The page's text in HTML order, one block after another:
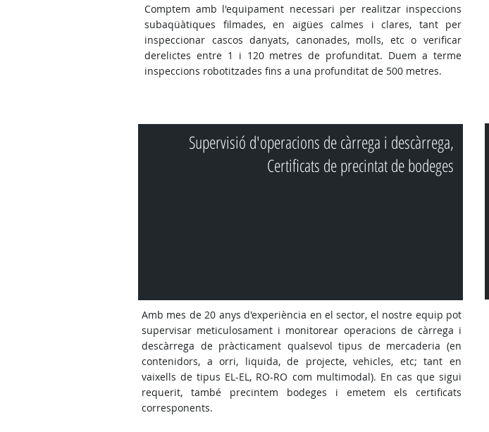
Comptem amb l'equipament necessari per realitzar inspeccions
subaqüàtiques filmades, en aigües calmes i clares, tant per
inspeccionar cascos danyats, canonades, molls, etc o verificar
derelictes entre 1 i 120 metres de profunditat. Duem a terme
inspeccions robotitzades fins a una profunditat de 500 metres.
Supervisió d'operacions de càrrega i descàrrega,
Certificats de precintat de bodeges
Amb mes de 20 anys d'experiència en el sector, el nostre equip pot
supervisar meticulosament i monitorear operacions de càrrega i
descàrrega de pràcticament qualsevol tipus de mercaderia (en
contenidors, a orri, liquida, de projecte, vehicles, etc; tant en
vaixells de tipus EL-EL, RO-RO com multimodal). En cas que sigui
requerit, també precintem bodeges i emetem els certificats
corresponents.